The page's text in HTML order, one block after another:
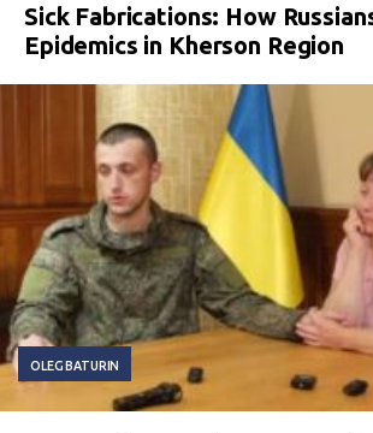
Sick Fabrications: How
Epidemics in Kherson Region
OLEG BATURIN